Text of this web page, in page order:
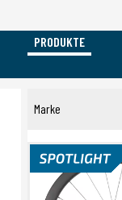
PRODUKTE
Bike
Bike
Marke
ERE RESEARCH
Princeton
RIDENOW